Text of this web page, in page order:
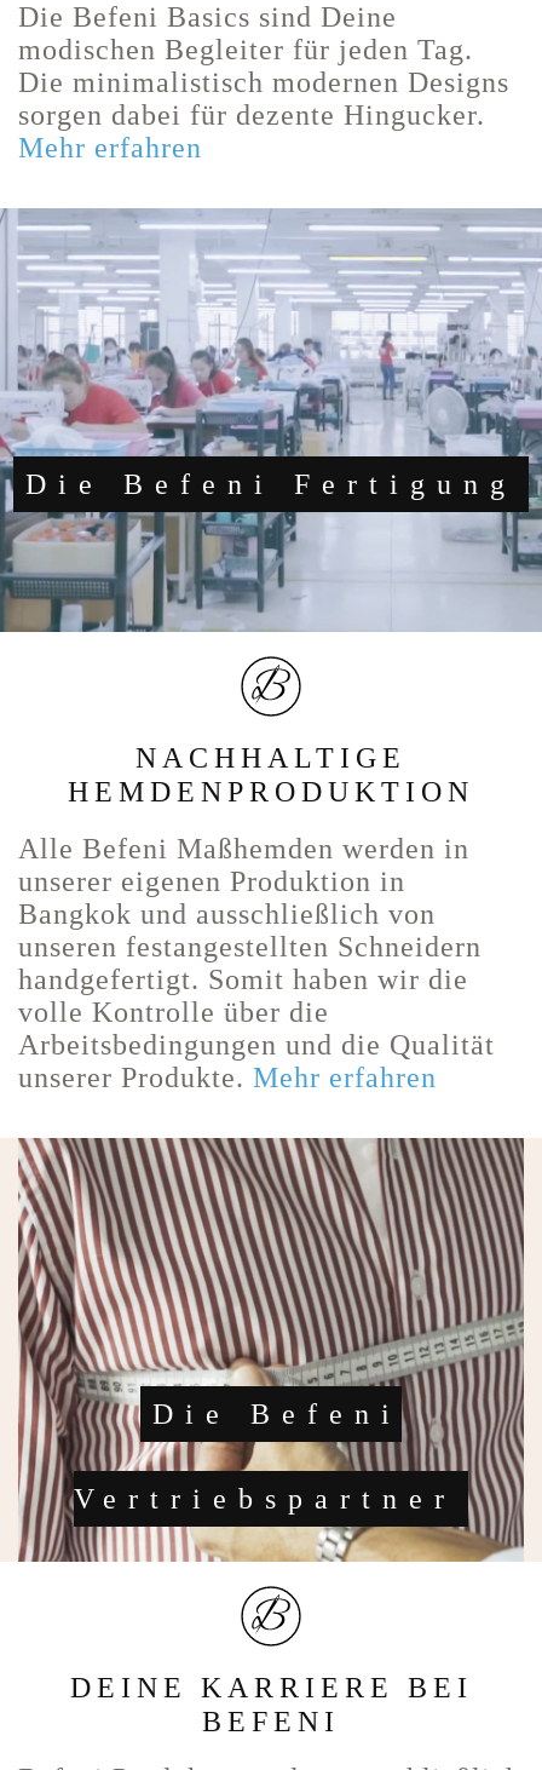
Die Befeni Basics sind Deine
modischen Begleiter für jeden Tag.
Die minimalistisch modernen Designs
sorgen dabei für dezente Hingucker.
Mehr erfahren
Die Befeni Fertigung
NACHHALTIGE
HEMDENPRODUKTION
Alle Befeni Maßhemden werden in
unserer eigenen Produktion in
Bangkok und ausschließlich von
unseren festangestellten Schneidern
handgefertigt. Somit haben wir die
volle Kontrolle über die
Arbeitsbedingungen und die Qualität
unserer Produkte. Mehr erfahren
Die Befeni
Vertriebspartner
DEINE KARRIERE BEI
BEFENI